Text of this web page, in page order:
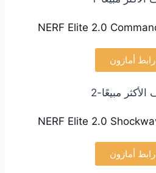
رابط أمازون
رابط أمازون